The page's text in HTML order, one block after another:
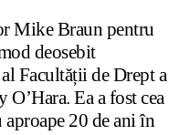
Mike Braun pentru
deosebit
Facultății de Drept a
Ea a fost cea
aproape 20 de ani în